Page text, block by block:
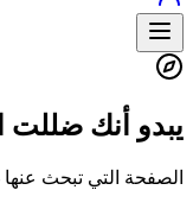
يبدو أنك ضللت
الصفحة التي تبحث